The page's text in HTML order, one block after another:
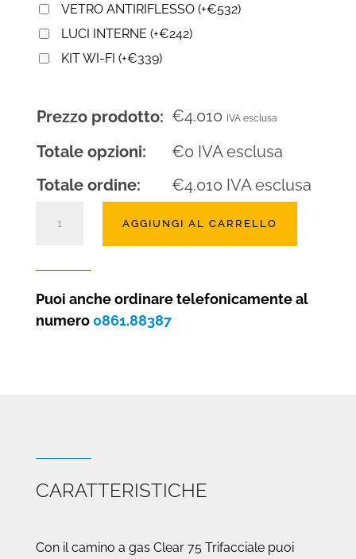
VETRO ANTIRIFLESSO (+€532)
LUCI INTERNE (+€242)
KIT WI-FI (+€339)
Prezzo prodotto: €4.010 IVA esclusa
Totale opzioni: €0 IVA esclusa
Totale ordine:
€4.010 IVA esclusa
75
Trifacciale
AGGIUNGI AL CARRELLO
Puoi anche ordinare telefonicamente al
numero 0861.88387
CARATTERISTICHE
Con il camino a gas Clear 75 Trifacciale puoi